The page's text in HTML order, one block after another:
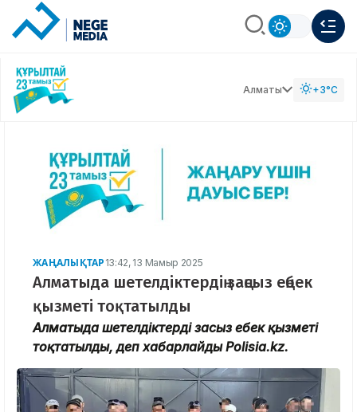
Алматы +3°C
ЖАҢАЛЫҚТАР 13:42, 13 Мамыр 2025
Алматыда шетелдіктердің заңсыз еңбек
қызметі тоқтатылды
Алматыда шетелдіктердің заңсыз еңбек қызметі
тоқтатылды, деп хабарлайды Polisia.kz.